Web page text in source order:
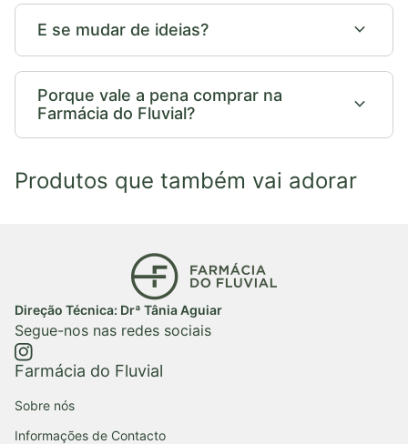
E se mudar de ideias? expand_more
Porque vale a pena comprar na
Farmácia do Fluvial?
expand_more
Produtos que também vai adorar
Início
Direção Técnica: Drª Tânia Aguiar
Segue-nos nas redes sociais
https://www.instagram.com/farmaciadofluvial/
(ligação abre num novo separador/janela)
Farmácia do Fluvial
Sobre nós
Informações de Contacto